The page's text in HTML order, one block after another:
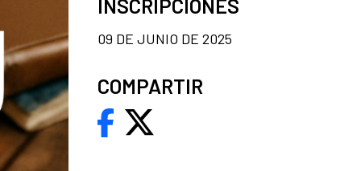
INSCRIPCIONES
09 DE JUNIO DE 2025
COMPARTIR